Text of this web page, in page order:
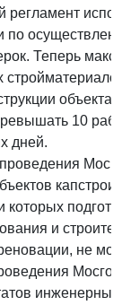
по
Теперь
объекта
10
дней.
которых
и
не